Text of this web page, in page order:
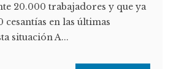
20.000 trabajadores y que ya
cesantías en las últimas
situación A...